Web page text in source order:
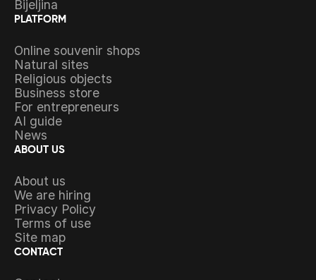
Bijeljina
PLATFORM
Online souvenir shops
Natural sites
Religious objects
Business store
For entrepreneurs
AI guide
News
ABOUT US
About us
We are hiring
Privacy Policy
Terms of use
Site map
CONTACT